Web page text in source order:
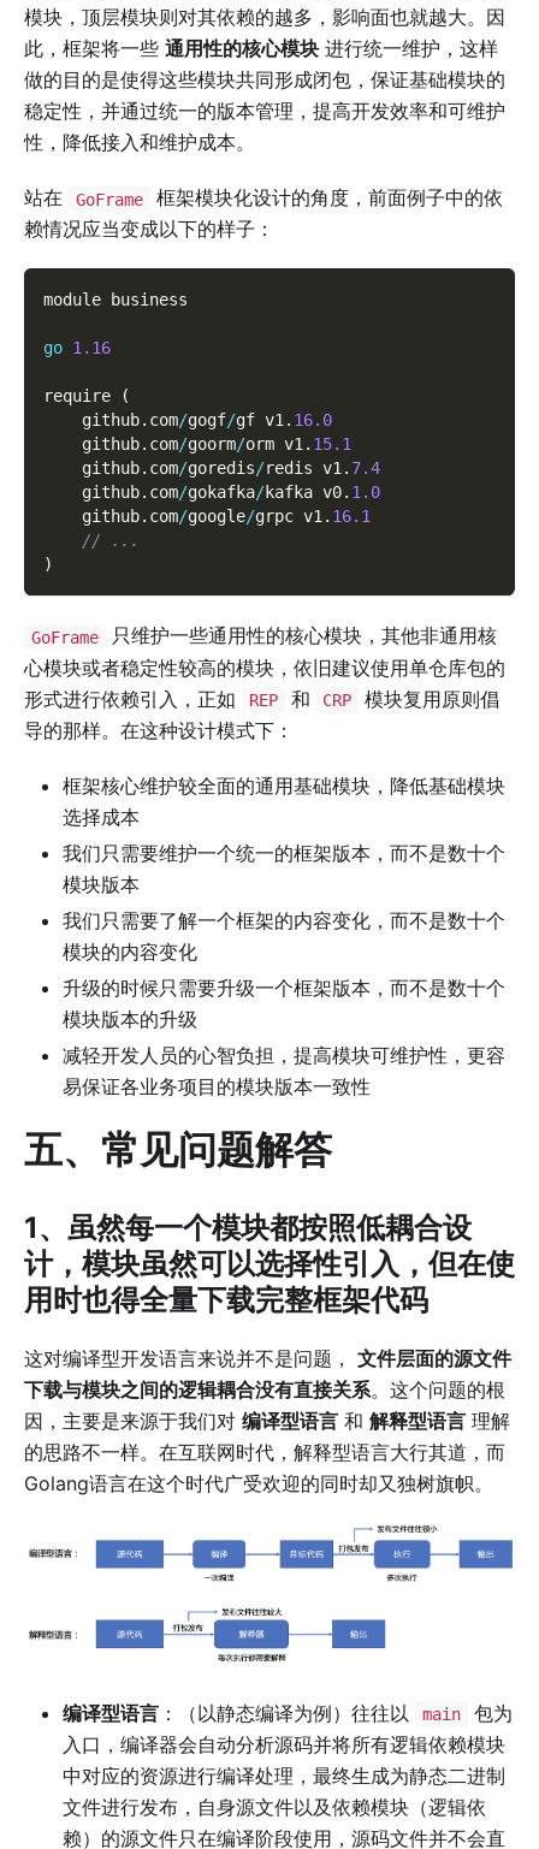
模块，顶层模块则对其依赖的越多，影响面也就越大。因
此，框架将一些 通用性的核心模块 进行统一维护，这样
做的目的是使得这些模块共同形成闭包，保证基础模块的
稳定性，并通过统一的版本管理，提高开发效率和可维护
性，降低接入和维护成本。
站在 GoFrame
框架模块化设计的角度，前面例子中的依
赖情况应当变成以下的样子：
module business
go 1.16
require
(
    github
. com/gogf/gf v1. 16.0
    github
. com/goorm/orm v1. 15.1
    github
. com/goredis/redis v1. 7.4
    github
. com/gokafka/kafka v0. 1.0
    github
. com/google/grpc v1. 16.1
// ...
)
GoFrame
只维护一些通用性的核心模块，其他非通用核
心模块或者稳定性较高的模块，依旧建议使用单仓库包的
形式进行依赖引入，正如
REP 和 CRP
模块复用原则倡
导的那样。在这种设计模式下：
框架核心维护较全面的通用基础模块，降低基础模块
选择成本
我们只需要维护一个统一的框架版本，而不是数十个
模块版本
我们只需要了解一个框架的内容变化，而不是数十个
模块的内容变化
升级的时候只需要升级一个框架版本，而不是数十个
模块版本的升级
减轻开发人员的心智负担，提高模块可维护性，更容
易保证各业务项目的模块版本一致性
五、常见问题解答
1、虽然每一个模块都按照低耦合设
计，模块虽然可以选择性引入，但在使
用时也得全量下载完整框架代码
这对编译型开发语言来说并不是问题， 文件层面的源文件
下载与模块之间的逻辑耦合没有直接关系。这个问题的根
因，主要是来源于我们对 编译型语言 和 解释型语言 理解
的思路不一样。在互联网时代，解释型语言大行其道，而
Golang语言在这个时代广受欢迎的同时却又独树旗帜。
编译型语言 ：（以静态编译为例）往往以 main
包为
入口，编译器会自动分析源码并将所有逻辑依赖模块
中对应的资源进行编译处理，最终生成为静态二进制
文件进行发布，自身源文件以及依赖模块（逻辑依
赖）的源文件只在编译阶段使用，源码文件并不会直